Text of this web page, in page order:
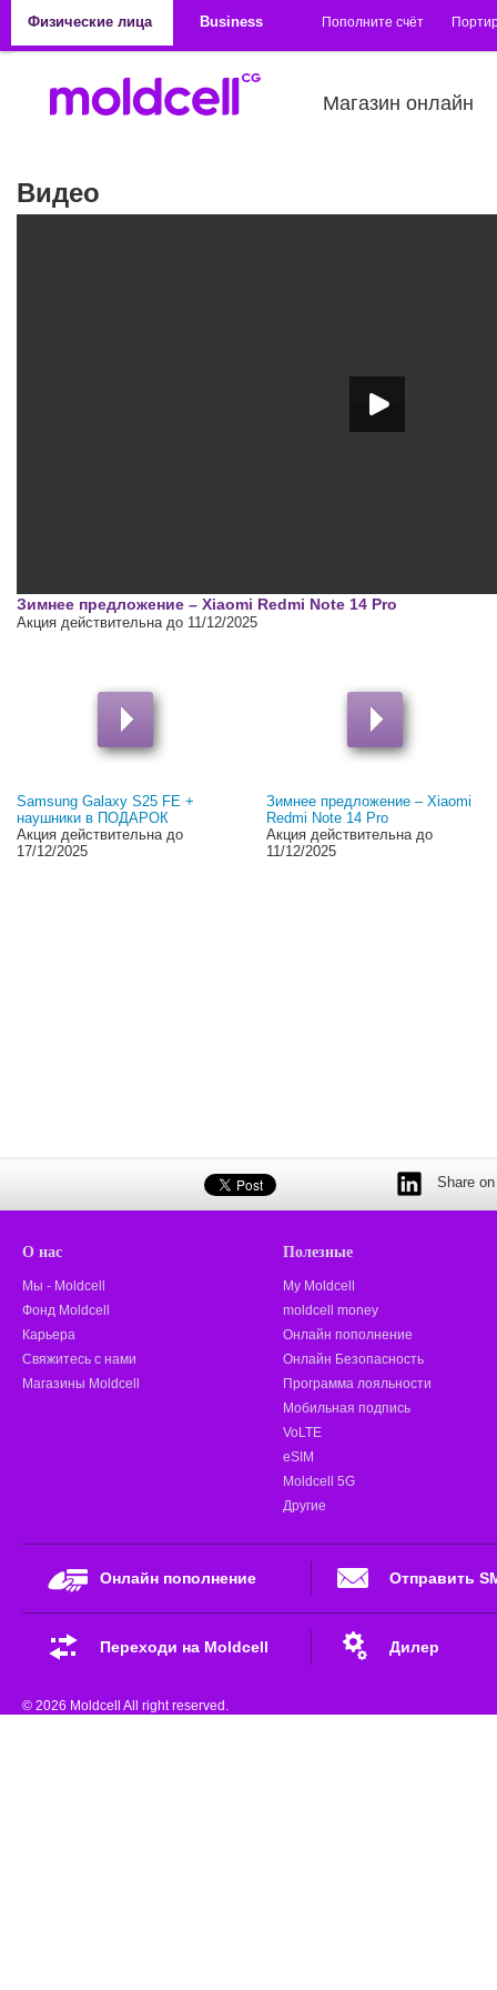
Физические лица
Business Пополните счёт
Магазин онлайн
Видео
Зимнее предложение – Xiaomi Redmi Note 14 Pro
Акция действительна до 11/12/2025
Samsung Galaxy S25 FE +
наушники в ПОДАРОК
Акция действительна до
17/12/2025
Зимнее предложение – Xiaomi
Redmi Note 14 Pro
Акция действительна до
11/12/2025
Share
О нас
Мы - Moldcell
Фонд Moldcell
Карьера
Свяжитесь с нами
Магазины Moldcell
Полезные
My Moldcell
moldcell money
Онлайн пополнение
Онлайн Безопасность
Программа лояльности
Мобильная подпись
VoLTE
eSIM
Moldcell 5G
Другие
Онлайн пополнение Отправить
Переходи на Moldcell Дилер
© 2026 Moldcell All right reserved.